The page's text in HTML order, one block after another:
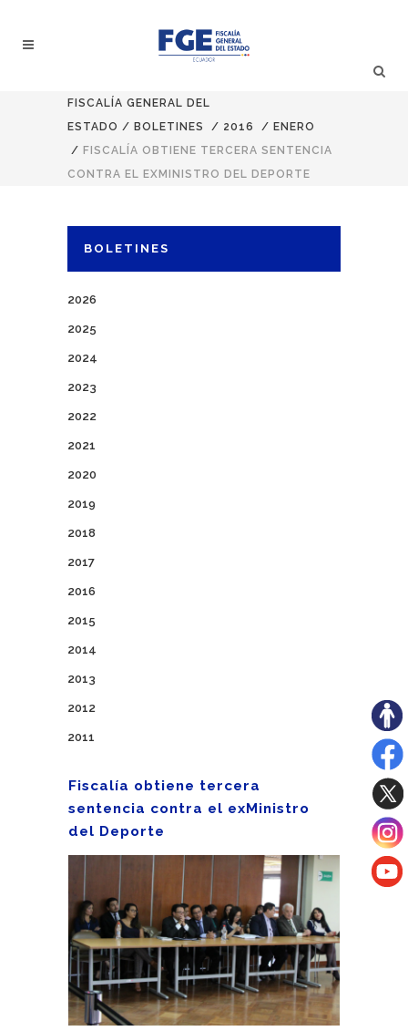
FISCALÍA GENERAL DEL
ESTADO / BOLETINES / 2016 / ENERO
/ FISCALÍA OBTIENE TERCERA SENTENCIA
CONTRA EL EXMINISTRO DEL DEPORTE
BOLETINES
2026
2025
2024
2023
2022
2021
2020
2019
2018
2017
2016
2015
2014
2013
2012
2011
Fiscalía obtiene tercera
sentencia contra el exMinistro
del Deporte